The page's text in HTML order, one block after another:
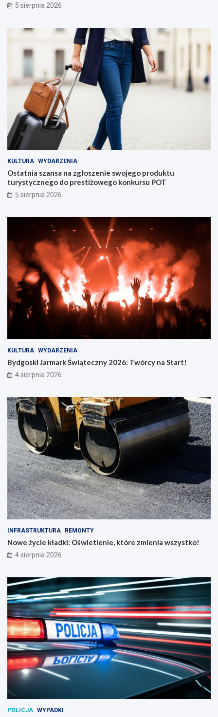
5 sierpnia 2026
KULTURA WYDARZENIA
Ostatnia szansa na zgłoszenie swojego produktu
turystycznego do prestiżowego konkursu POT
5 sierpnia 2026
KULTURA WYDARZENIA
Bydgoski Jarmark Świąteczny 2026: Twórcy na Start!
4 sierpnia 2026
INFRASTRUKTURA REMONTY
Nowe życie kładki: Oświetlenie, które zmienia wszystko!
4 sierpnia 2026
POLICJA WYPADKI